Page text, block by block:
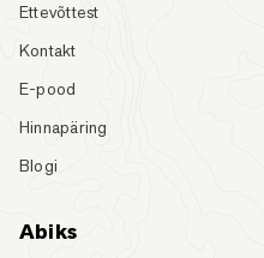
Ettevõttest
Kontakt
E-pood
Hinnapäring
Blogi
Abiks